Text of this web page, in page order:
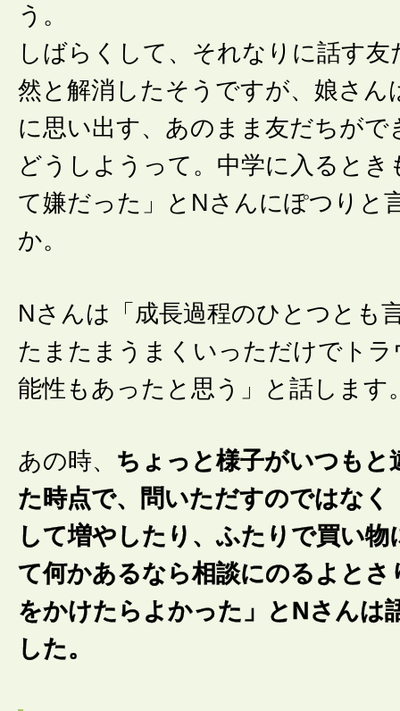
う。
しばらくして、それなりに話す友
然と解消したそうですが、娘さん
に思い出す、あのまま友だちがで
どうしようって。中学に入るとき
て嫌だった」とNさんにぽつりと
か。
Nさんは「成長過程のひとつとも
たまたまうまくいっただけでト
能性もあったと思う」と話します
あの時、 ちょっと様子がいつもと
た時点で、問いただすのではなく
して増やしたり、ふたりで買い物
て何かあるなら相談にのるよとさ
をかけたらよかった」とNさんは
した。